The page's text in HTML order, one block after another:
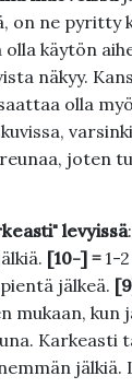
on ne pyritty
olla käytön
näkyy.
olla
joten
levyissä:
[10-] = 1-
jälkeä.
mukaan, kun
Karkeasti
jälkiä.